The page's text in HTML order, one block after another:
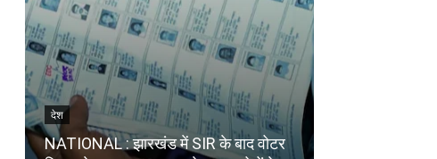
देश
NATIONAL : झारखंड में SIR के बाद वोटर